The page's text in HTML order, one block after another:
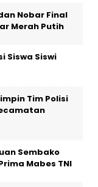
Nobar Final
Merah Putih
Siswa Siswi
Tim Polisi
Sembako
Mabes TNI